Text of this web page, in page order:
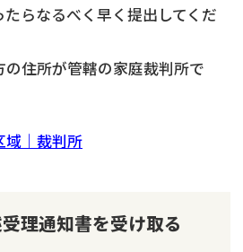
らなるべく早く提出してくだ
住所が管轄の家庭裁判所で
域｜裁判所
理通知書を受け取る